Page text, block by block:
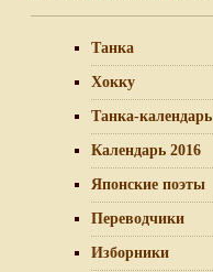
Танка
Хокку
Танка-календарь
Календарь 2016
Японские поэты
Переводчики
Изборники